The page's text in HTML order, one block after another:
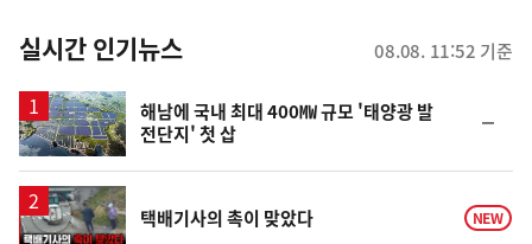
뉴
스
실시간 인기뉴스 08.08. 11:52 기준
해남에 국내 최대 400㎿ 규모 '태양광 발
전단지' 첫 삽
일
영
상
택배기사의 촉이 맞았다 NEW